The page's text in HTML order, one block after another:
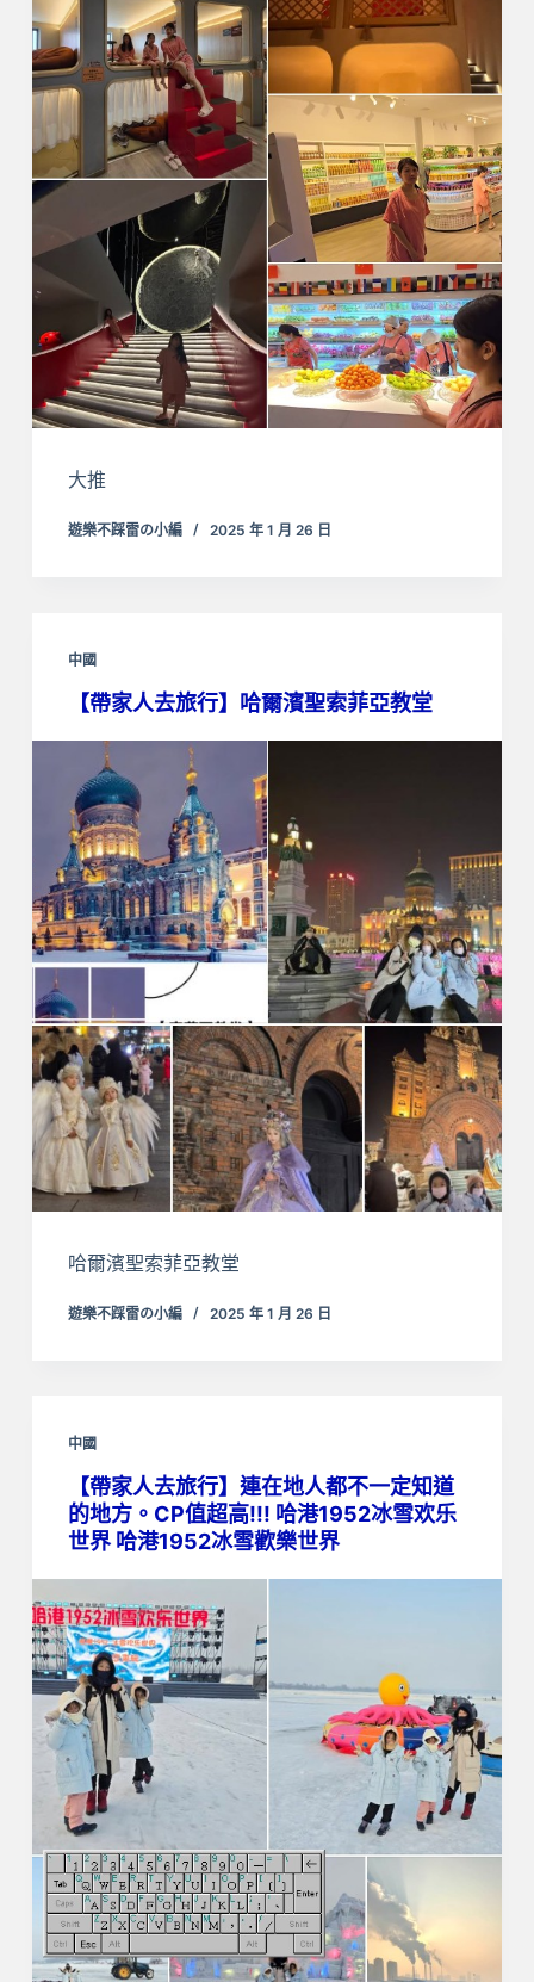
大推
遊樂不踩雷の小編 2025 年 1 月 26 日
中國
【帶家人去旅行】哈爾濱聖索菲亞教堂
哈爾濱聖索菲亞教堂
遊樂不踩雷の小編 2025 年 1 月 26 日
中國
【帶家人去旅行】連在地人都不一定知道
的地方。CP值超高!!! 哈港1952冰雪欢乐
世界 哈港1952冰雪歡樂世界